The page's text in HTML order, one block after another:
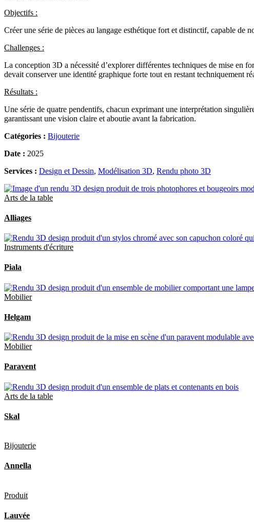
Objectifs :
Créer une série de pièces au langage esthétique fort et distinctif, capable de
Challenges :
La conception 3D a nécessité d’explorer différentes techniques de mise en
devait conserver une identité graphique forte tout en restant techniquement
Résultats :
Une série de quatre pendentifs, chacun exprimant une interprétation
garantissant une vision claire et aboutie avant la fabrication.
Catégories : Bijouterie
Date : 2025
Services : Design et Dessin, Modélisation 3D, Rendu photo 3D
Arts de la table
Alliages
Instruments d'écriture
Piala
Mobilier
Helgam
Mobilier
Paravent
Arts de la table
Skal
Bijouterie
Annella
Produit
Lauvée